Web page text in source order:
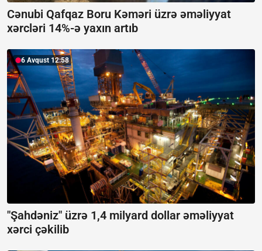
Cənubi Qafqaz Boru Kəməri üzrə əməliyyat
xərcləri 14%-ə yaxın artıb
6 Avqust 12:58
"Şahdəniz" üzrə 1,4 milyard dollar əməliyyat
xərci çəkilib